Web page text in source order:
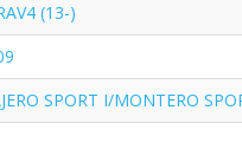
(13-)
SPORT I/MONTERO